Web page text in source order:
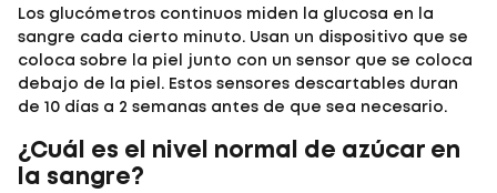
Los glucómetros continuos miden la glucosa en la
sangre cada cierto minuto. Usan un dispositivo que se
coloca sobre la piel junto con un sensor que se coloca
debajo de la piel. Estos sensores descartables duran
de 10 días a 2 semanas antes de que sea necesario.
¿Cuál es el nivel normal de azúcar en
la sangre?